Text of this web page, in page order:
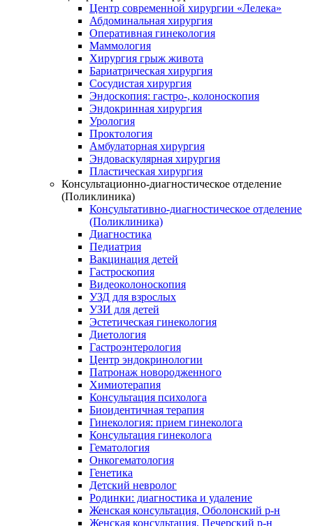
Центр современной хирургии «Лелека»
Абдоминальная хирургия
Оперативная гинекология
Маммология
Хирургия грыж живота
Бариатрическая хирургия
Сосудистая хирургия
Эндоскопия: гастро-, колоноскопия
Эндокринная хирургия
Урология
Проктология
Амбулаторная хирургия
Эндоваскулярная хирургия
Пластическая хирургия
Консультационно-диагностическое отделение
(Поликлиника)
Консультативно-диагностическое отделение
(Поликлиника)
Диагностика
Педиатрия
Вакцинация детей
Гастроскопия
Видеоколоноскопия
УЗД для взрослых
УЗИ для детей
Эстетическая гинекология
Диетология
Гастроэнтерология
Центр эндокринологии
Патронаж новородженного
Химиотерапия
Консультация психолога
Биоидентичная терапия
Гинекология: прием гинеколога
Консультация гинеколога
Гематология
Онкогематология
Генетика
Детский невролог
Родинки: диагностика и удаление
Женская консультация, Оболонский р-н
Женская консультация, Печерский р-н